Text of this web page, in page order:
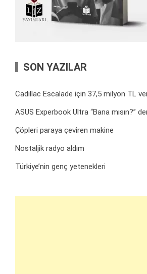
SON YAZILAR
Cadillac Escalade için 37,5 milyon TL
ASUS Experbook Ultra “Bana mısın?”
Çöpleri paraya çeviren makine
Nostaljik radyo aldım
Türkiye’nin genç yetenekleri